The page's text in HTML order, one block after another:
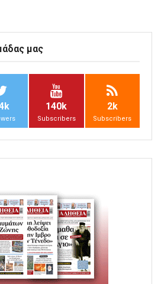
μας
140k
Subscribers
2k
Subscribers